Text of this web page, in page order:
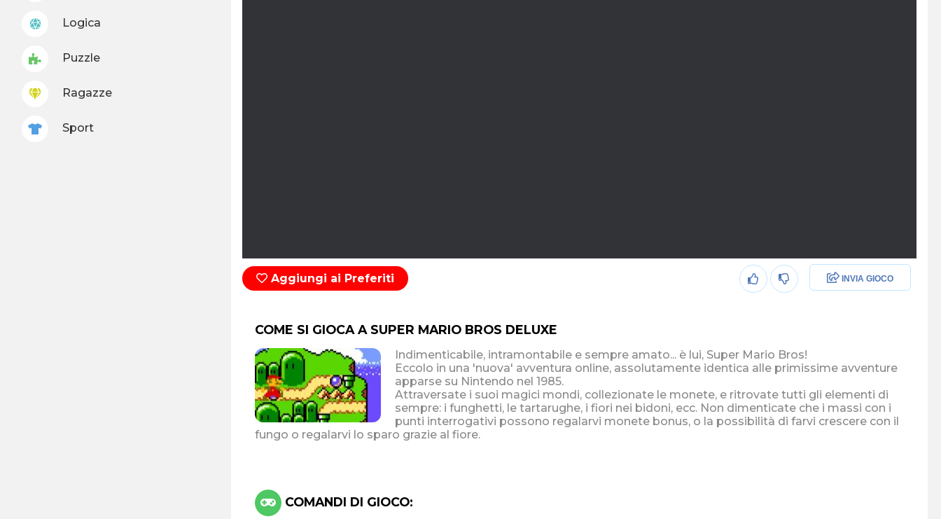
Logica
Puzzle
Ragazze
Sport
Aggiungi ai Preferiti INVIA GIOCO
COME SI GIOCA A SUPER MARIO BROS DELUXE
Indimenticabile, intramontabile e sempre amato... è lui, Super Mario Bros!
Eccolo in una 'nuova' avventura online, assolutamente identica alle primissime avventure
apparse su Nintendo nel 1985.
Attraversate i suoi magici mondi, collezionate le monete, e ritrovate tutti gli elementi di
sempre: i funghetti, le tartarughe, i fiori nei bidoni, ecc. Non dimenticate che i massi con i
punti interrogativi possono regalarvi monete bonus, o la possibilità di farvi crescere con il
fungo o regalarvi lo sparo grazie al fiore.
COMANDI DI GIOCO: